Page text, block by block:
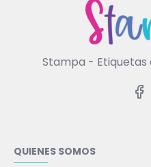
Stampa - Etiquetas
QUIENES SOMOS